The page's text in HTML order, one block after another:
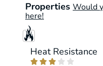
Properties Would
here!
Heat Resistance
    